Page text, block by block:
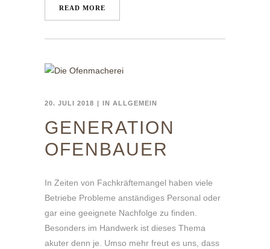
READ MORE
20. JULI 2018 IN ALLGEMEIN
GENERATION
OFENBAUER
In Zeiten von Fachkräftemangel haben viele
Betriebe Probleme anständiges Personal oder
gar eine geeignete Nachfolge zu finden.
Besonders im Handwerk ist dieses Thema
akuter denn je. Umso mehr freut es uns, dass